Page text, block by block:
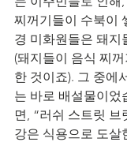
찌꺼기들이 수북이
경 미화원들은 돼지
(돼지들이 음식 찌
한 것이죠). 그 중에
는 바로 배설물이었
면, “러쉬 스트릿
강은 식용으로 도살